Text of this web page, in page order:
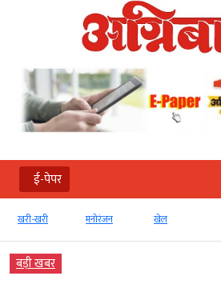
ई-पेपर
खरी-खरी मनोरंजन खेल
बड़ी खबर